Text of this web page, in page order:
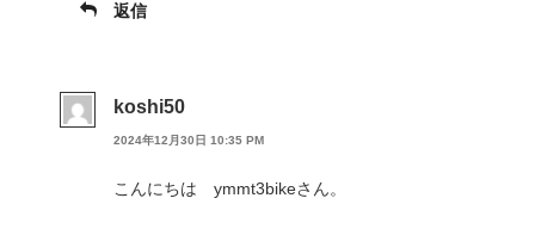
返信
koshi50
2024年12月30日 10:35 PM
こんにちは ymmt3bikeさん。